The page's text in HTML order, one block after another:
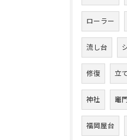
ローラー
流し台
修復 立
神社 竈
福岡屋台